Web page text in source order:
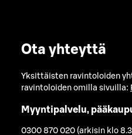
Ota yhteyttä
Yksittäisten ravintoloiden
ravintoloiden omilla sivuilla:
Myyntipalvelu,
0300 870 020 (arkisin klo